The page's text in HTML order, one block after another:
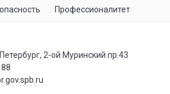
Профессионалитет
2-ой Муринский пр.43